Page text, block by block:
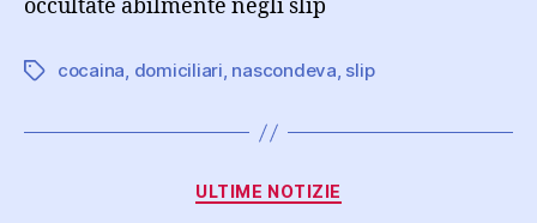
occultate abilmente negli slip
Tag cocaina, domiciliari, nascondeva, slip
Categorie
ULTIME NOTIZIE